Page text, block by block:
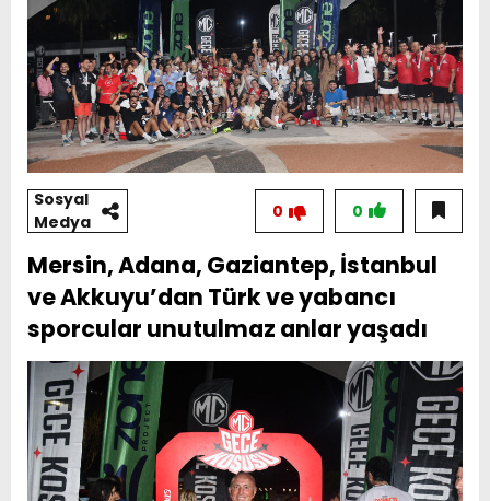
Sosyal
Medya
0
0
Mersin, Adana, Gaziantep, İstanbul
ve Akkuyu’dan Türk ve yabancı
sporcular unutulmaz anlar yaşadı